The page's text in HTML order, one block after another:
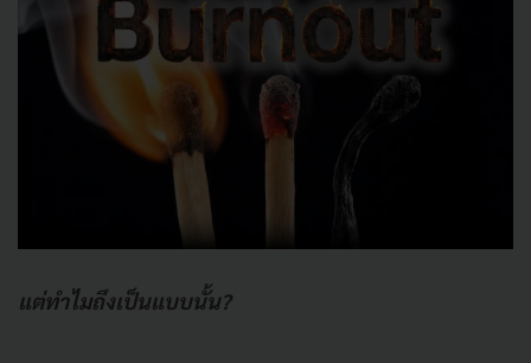
แต่ทำไมถึงเป็นแบบนั้น?